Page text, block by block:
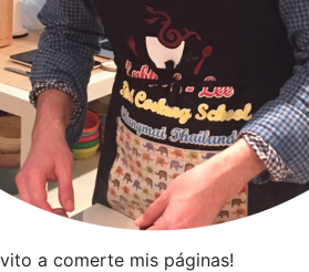
a comerte mis páginas!